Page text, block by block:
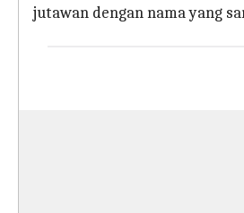
jutawan dengan nama yang